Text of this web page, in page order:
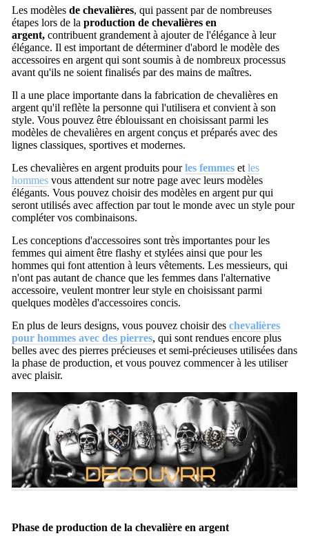
Les modèles de chevalières, qui passent par de nombreuses
étapes lors de la production de chevalières en
argent, contribuent grandement à ajouter de l'élégance à leur
élégance. Il est important de déterminer d'abord le modèle des
accessoires en argent qui sont soumis à de nombreux processus
avant qu'ils ne soient finalisés par des mains de maîtres.
Il a une place importante dans la fabrication de chevalières en
argent qu'il reflète la personne qui l'utilisera et convient à son
style. Vous pouvez être éblouissant en choisissant parmi les
modèles de chevalières en argent conçus et préparés avec des
lignes classiques, sportives et modernes.
Les chevalières en argent produits pourles femmes et les
hommes vous attendent sur notre page avec leurs modèles
élégants. Vous pouvez choisir des modèles en argent pur qui
seront utilisés avec affection par tout le monde avec un style pour
compléter vos combinaisons.
Les conceptions d'accessoires sont très importantes pour les
femmes qui aiment être flashy et stylées ainsi que pour les
hommes qui font attention à leurs vêtements. Les messieurs, qui
n'ont pas autant de chance que les femmes dans l'alternative
accessoire, veulent montrer leur style en choisissant parmi
quelques modèles d'accessoires concis.
En plus de leurs designs, vous pouvez choisir des chevalières
pour hommes avec des pierres, qui sont rendues encore plus
belles avec des pierres précieuses et semi-précieuses utilisées dans
la phase de production, et vous pouvez commencer à les utiliser
avec plaisir.
Phase de production de la chevalière en argent